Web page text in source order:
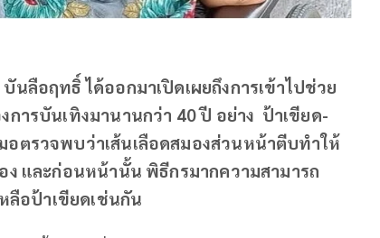
ลือฤทธิ์ ได้ออกมาเปิดเผยถึงการเข้าไปช่วย
การบันเทิงมานานกว่า 40 ปี อย่าง ป้าเขียด-
ตรวจพบว่าเส้นเลือดสมองส่วนหน้าตีบทำให้
ง และก่อนหน้านั้น พิธีกรมากความสามารถ
ลือป้าเขียดเช่นกัน